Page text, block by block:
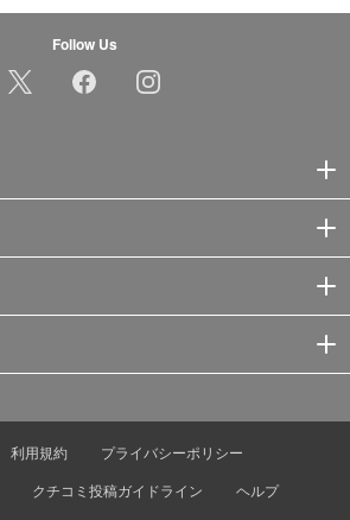
Follow Us
利用規約
プライバシーポリシー
クチコミ投稿ガイドライン
ヘルプ